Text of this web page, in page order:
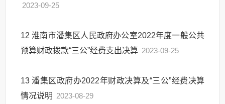
2023-09-25
12 淮南市潘集区人民政府办公室2022年度一般公共
预算财政拨款“三公”经费支出决算 2023-09-25
13 潘集区政府办2022年财政决算及“三公”经费决算
情况说明 2023-08-29